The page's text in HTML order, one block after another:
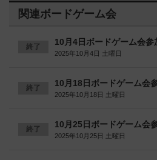
関連ボードゲーム会
終了 10月4日ボードゲーム会参
2025年10月4日 土曜日
終了 10月18日ボードゲーム会
2025年10月18日 土曜日
終了 10月25日ボードゲーム会
2025年10月25日 土曜日